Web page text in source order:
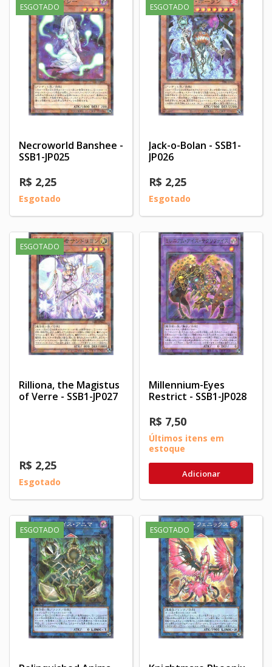
ESGOTADO
Necroworld Banshee -
SSB1-JP025
R$ 2,25
Esgotado
ESGOTADO
Jack-o-Bolan - SSB1-
JP026
R$ 2,25
Esgotado
ESGOTADO
Rilliona, the Magistus
of Verre - SSB1-JP027
R$ 2,25
Esgotado
Millennium-Eyes
Restrict - SSB1-JP028
R$ 7,50
Últimos itens em
estoque
Adicionar
ESGOTADO ESGOTADO